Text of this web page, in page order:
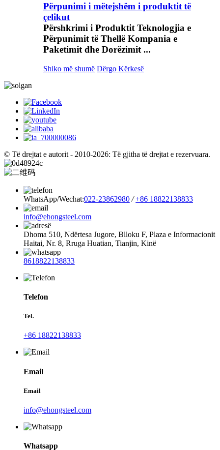
Përpunimi i mëtejshëm i produktit të
çelikut
Përshkrimi i Produktit Teknologjia e
Përpunimit të Thellë Kompania e
Paketimit dhe Dorëzimit ...
Shiko më shumë Dërgo Kërkesë
© Të drejtat e autorit - 2010-2026: Të gjitha të drejtat e rezervuara.
WhatsApp/Wechat:022-23862980 / +86 18822138833
info@ehongsteel.com
Dhoma 510, Ndërtesa Jugore, Blloku F, Plaza e Informacionit
Haitai, Nr. 8, Rruga Huatian, Tianjin, Kinë
8618822138833
Telefon
Tel.
+86 18822138833
Email
Email
info@ehongsteel.com
Whatsapp